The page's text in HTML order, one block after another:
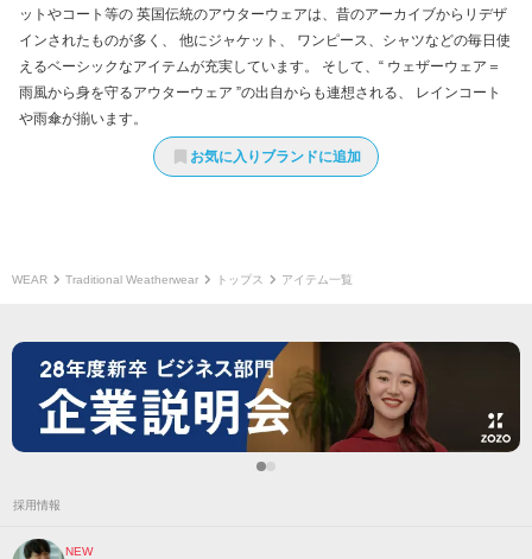
ットやコート等の 英国伝統のアウターウェアは、昔のアーカイブからリデザ
インされたものが多く、 他にジャケット、 ワンピース、シャツなどの毎日使
えるベーシックなアイテムが充実しています。 そして、“ ウェザーウェア＝
雨風から身を守るアウターウェア ”の出自からも連想される、 レインコート
や雨傘が揃います。
お気に入りブランドに追加
WEAR Traditional Weatherwear トップス アイテム一覧
採用情報
NEW